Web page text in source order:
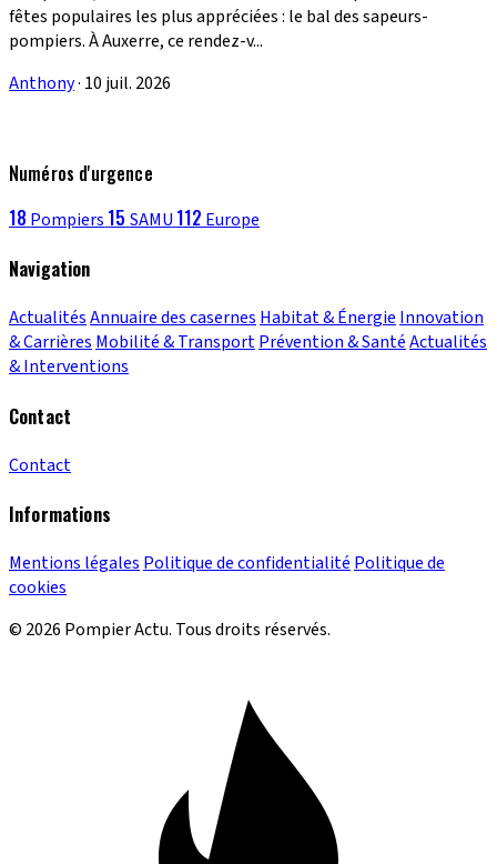
fêtes populaires les plus appréciées : le bal des sapeurs-
pompiers. À Auxerre, ce rendez-v...
Anthony· 10 juil. 2026
Numéros d'urgence
18 Pompiers 15 SAMU 112 Europe
Navigation
ActualitésAnnuaire des casernes Habitat & Énergie Innovation
& Carrières Mobilité & TransportPrévention & SantéActualités
& Interventions
Contact
Contact
Informations
Mentions légalesPolitique de confidentialitéPolitique de
cookies
© 2026 Pompier Actu. Tous droits réservés.